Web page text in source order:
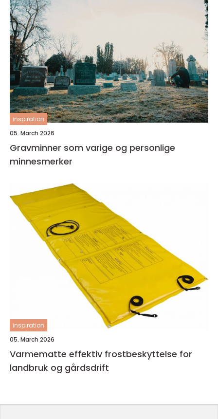
inspiration
05. March 2026
Gravminner som varige og personlige
minnesmerker
inspiration
05. March 2026
Varmematte effektiv frostbeskyttelse for
landbruk og gårdsdrift